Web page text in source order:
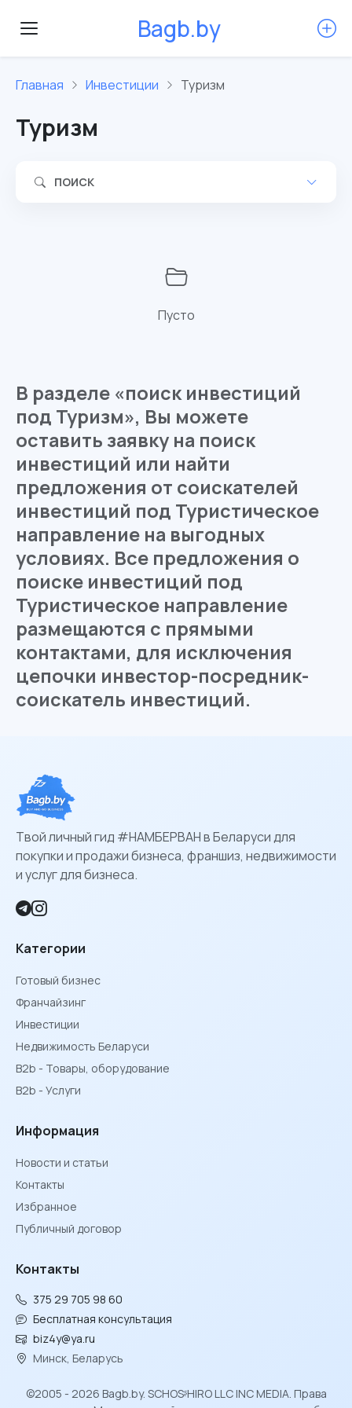
Bagb.by
Главная Инвестиции Туризм
Туризм
ПОИСК
Пусто
В разделе «поиск инвестиций
под Туризм», Вы можете
оставить заявку на поиск
инвестиций или найти
предложения от соискателей
инвестиций под Туристическое
направление на выгодных
условиях. Все предложения о
поиске инвестиций под
Туристическое направление
размещаются с прямыми
контактами, для исключения
цепочки инвестор-посредник-
соискатель инвестиций.
Твой личный гид #НАМБЕРВАН в Беларуси для
покупки и продажи бизнеса, франшиз, недвижимости
и услуг для бизнеса.
Категории
Готовый бизнес
Франчайзинг
Инвестиции
Недвижимость Беларуси
B2b - Товары, оборудование
B2b - Услуги
Информация
Новости и статьи
Контакты
Избранное
Публичный договор
Контакты
375 29 705 98 60
Бесплатная консультация
biz4y@ya.ru
Минск, Беларусь
©2005 - 2026 Bagb.by. SCHOSᶳHIRO LLC INC MEDIA. Права